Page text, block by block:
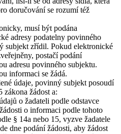
doručování se rozumí též
musí být podána
adresy podatelny povinného
subjekt zřídil. Pokud elektronické
postačí podání
adresu povinného subjektu.
informaci se žádá.
údaje, povinný subjekt posoudí
zákona žádost a:
o žadateli podle odstavce
o informaci podle tohoto
§ 14a nebo 15, vyzve žadatele
dne podání žádosti, aby žádost